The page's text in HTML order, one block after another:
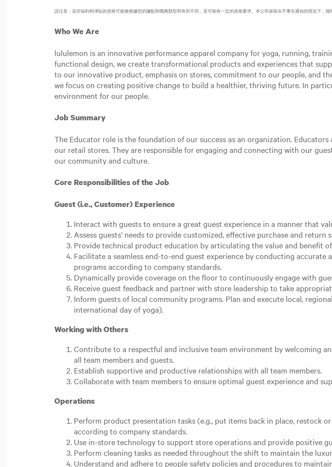
請注意：這些福利和津貼的資格可能會根據您的據點和職務類型而有所不同，並可能有一定的資格要求。本公司保留在不事先通知的情況下，隨
Who We Are
lululemon is an innovative performance apparel company for yoga, running,
functional design, we create transformational products and experiences that
to our innovative product, emphasis on stores, commitment to our people, and
we focus on creating positive change to build a healthier, thriving future. In
environment for our people.
Job Summary
The Educator role is the foundation of our success as an organization.
our retail stores. They are responsible for engaging and connecting with our
our community and culture.
Core Responsibilities of the Job
Guest (i.e., Customer) Experience
Interact with guests to ensure a great guest experience in a manner that
Assess guests’ needs to provide customized, effective purchase and return
Provide technical product education by articulating the value and benefit
Facilitate a seamless end-to-end guest experience by conducting
programs according to company standards.
Dynamically provide coverage on the floor to continuously engage with
Receive guest feedback and partner with store leadership to take
Inform guests of local community programs. Plan and execute local,
international day of yoga).
Working with Others
Contribute to a respectful and inclusive team environment by welcoming
all team members and guests.
Establish supportive and productive relationships with all team members.
Collaborate with team members to ensure optimal guest experience and
Operations
Perform product presentation tasks (e.g., put items back in place, restock
according to company standards.
Use in-store technology to support store operations and provide positive
Perform cleaning tasks as needed throughout the shift to maintain the
Understand and adhere to people safety policies and procedures to